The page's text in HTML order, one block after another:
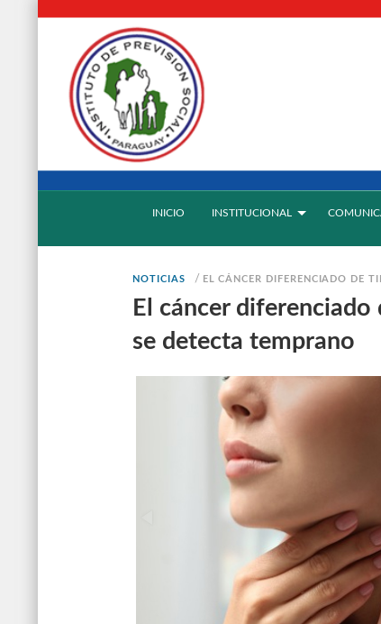
INICIO INSTITUCIONAL
NOTICIAS / EL CÁNCER DIFERENCIADO DE
El cáncer
se detecta temprano